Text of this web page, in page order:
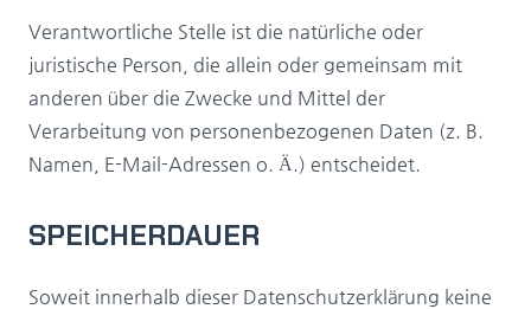
Verantwortliche Stelle ist die natürliche oder
juristische Person, die allein oder gemeinsam mit
anderen über die Zwecke und Mittel der
Verarbeitung von personenbezogenen Daten (z. B.
Namen, E-Mail-Adressen o. Ä.) entscheidet.
SPEICHERDAUER
Soweit innerhalb dieser Datenschutzerklärung keine